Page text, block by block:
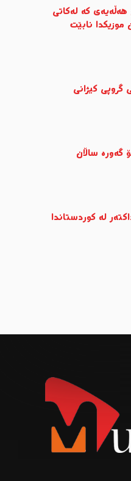
هەڵەیەی کە لەکاتی
موزیکدا نابێت
گروپی کیژانی
گەورە ساڵان
لە کوردستاندا